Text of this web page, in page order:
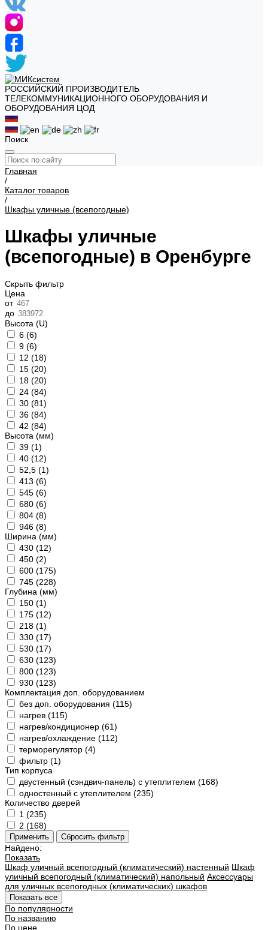
РОССИЙСКИЙ ПРОИЗВОДИТЕЛЬ
ТЕЛЕКОММУНИКАЦИОННОГО ОБОРУДОВАНИЯ И
ОБОРУДОВАНИЯ ЦОД
Поиск
Главная
/
Каталог товаров
/
Шкафы уличные (всепогодные)
Шкафы уличные
(всепогодные) в Оренбурге
Скрыть фильтр
Цена
от
до
Высота (U)
6 (6)
9 (6)
12 (18)
15 (20)
18 (20)
24 (84)
30 (81)
36 (84)
42 (84)
Высота (мм)
39 (1)
40 (12)
52,5 (1)
413 (6)
545 (6)
680 (6)
804 (8)
946 (8)
Ширина (мм)
430 (12)
450 (2)
600 (175)
745 (228)
Глубина (мм)
150 (1)
175 (12)
218 (1)
330 (17)
530 (17)
630 (123)
800 (123)
930 (123)
Комплектация доп. оборудованием
без доп. оборудования (115)
нагрев (115)
нагрев/кондиционер (61)
нагрев/охлаждение (112)
терморегулятор (4)
фильтр (1)
Тип корпуса
двустенный (сэндвич-панель) с утеплителем (168)
одностенный с утеплителем (235)
Количество дверей
1 (235)
2 (168)
Найдено:
Показать
Шкаф уличный всепогодный (климатический) настенный Шкаф
уличный всепогодный (климатический) напольный Аксессуары
для уличных всепогодных (климатических) шкафов
Показать все
По популярности
По названию
По цене